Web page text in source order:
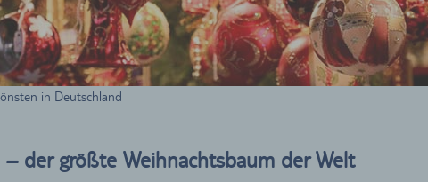
in Deutschland
der größte Weihnachtsbaum der Welt